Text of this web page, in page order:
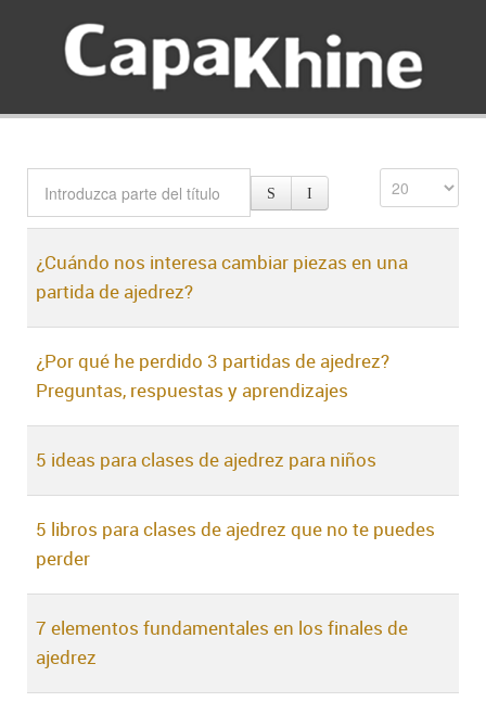
¿Cuándo nos interesa cambiar piezas en una
partida de ajedrez?
¿Por qué he perdido 3 partidas de ajedrez?
Preguntas, respuestas y aprendizajes
5 ideas para clases de ajedrez para niños
5 libros para clases de ajedrez que no te puedes
perder
7 elementos fundamentales en los finales de
ajedrez